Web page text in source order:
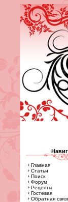
Главная
Статьи
Поиск
Форум
Рецепты
Гостевая
Обратная